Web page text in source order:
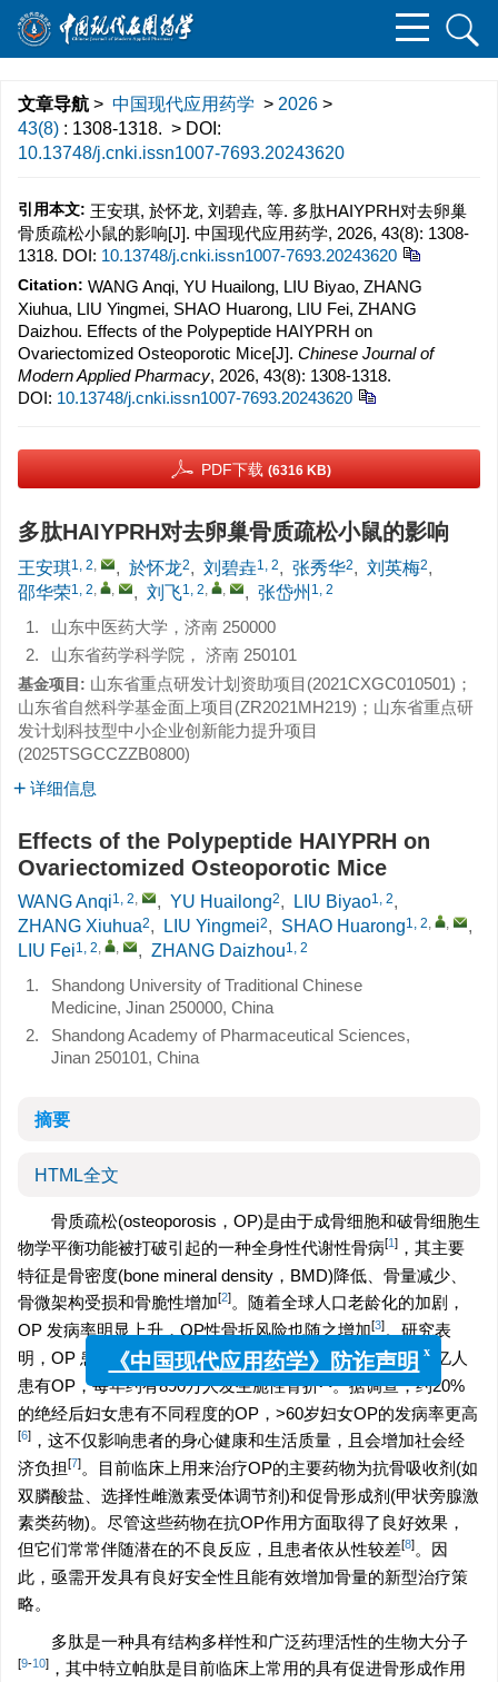
文章导航 > 中国现代应用药学 > 2026 >
43(8) : 1308-1318. > DOI:
10.13748/j.cnki.issn1007-7693.20243620
引用本文: 王安琪, 於怀龙, 刘碧垚, 等. 多肽HAIYPRH对去卵巢
骨质疏松小鼠的影响[J]. 中国现代应用药学, 2026, 43(8): 1308-
1318. DOI: 10.13748/j.cnki.issn1007-7693.20243620
Citation: WANG Anqi, YU Huailong, LIU Biyao, ZHANG
Xiuhua, LIU Yingmei, SHAO Huarong, LIU Fei, ZHANG
Daizhou. Effects of the Polypeptide HAIYPRH on
Ovariectomized Osteoporotic Mice[J]. Chinese Journal of
Modern Applied Pharmacy, 2026, 43(8): 1308-1318.
DOI: 10.13748/j.cnki.issn1007-7693.20243620
PDF下载 (6316 KB)
多肽HAIYPRH对去卵巢骨质疏松小鼠的影响
王安琪1, 2, , 於怀龙2, 刘碧垚1, 2, 张秀华2, 刘英梅2,
邵华荣1, 2, , , 刘飞1, 2, , , 张岱州 1, 2
1.
山东中医药大学，济南 250000
2.
山东省药学科学院， 济南 250101
基金项目: 山东省重点研发计划资助项目(2021CXGC010501)；
山东省自然科学基金面上项目(ZR2021MH219)；山东省重点研
发计划科技型中小企业创新能力提升项目
(2025TSGCCZZB0800)
详细信息
Effects of the Polypeptide HAIYPRH on
Ovariectomized Osteoporotic Mice
WANG Anqi1, 2, , YU Huailong2, LIU Biyao1, 2,
ZHANG Xiuhua2, LIU Yingmei2, SHAO Huarong1, 2, ,
,
LIU Fei1, 2, , , ZHANG Daizhou1, 2
1.
Shandong University of Traditional Chinese
Medicine, Jinan 250000, China
2.
Shandong Academy of Pharmaceutical Sciences,
Jinan 250101, China
摘要
HTML全文
骨质疏松(osteoporosis，OP)是由于成骨细胞和破骨细胞生
物学平衡功能被打破引起的一种全身性代谢性骨病[1 ] ，其主要
特征是骨密度(bone mineral density，BMD)降低、骨量减少、
骨微架构受损和骨脆性增加[2] 。随着全球人口老龄化的加剧，
OP 发病率明显上升，OP性骨折风险也随之增加[3] 。研究表
明，OP 患者遭遇骨折的风险可高达40%[
。全世界约有2亿人
患有OP，每年约有890万人发生脆性骨折
。据调查，约20%
的绝经后妇女患有不同程度的OP，>60岁妇女OP的发病率更高
[6] ，这不仅影响患者的身心健康和生活质量，且会增加社会经
济负担 [7] 。目前临床上用来治疗OP的主要药物为抗骨吸收剂(如
双膦酸盐、选择性雌激素受体调节剂)和促骨形成剂(甲状旁腺激
素类药物)。尽管这些药物在抗OP作用方面取得了良好效果，
但它们常常伴随潜在的不良反应，且患者依从性较差[8] 。因
此，亟需开发具有良好安全性且能有效增加骨量的新型治疗策
略。
多肽是一种具有结构多样性和广泛药理活性的生物大分子
[9-10] ，其中特立帕肽是目前临床上常用的具有促进骨形成作用
x
《中国现代应用药学》防诈声明